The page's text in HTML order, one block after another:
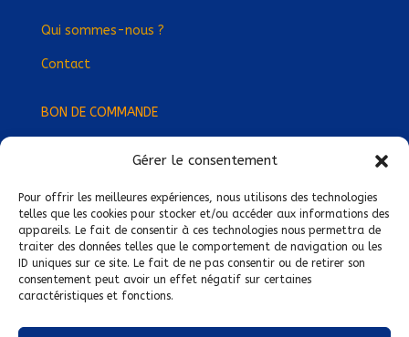
Gérer le consentement
Pour offrir les meilleures expériences, nous utilisons des technologies
telles que les cookies pour stocker et/ou accéder aux informations des
appareils. Le fait de consentir à ces technologies nous permettra de
traiter des données telles que le comportement de navigation ou les
ID uniques sur ce site. Le fait de ne pas consentir ou de retirer son
consentement peut avoir un effet négatif sur certaines
caractéristiques et fonctions.
Qui sommes-nous ?
Contact
BON DE COMMANDE
Devenez Délégué·e Régional·e !
Trouvez-nous près de chez vous !
Mentions légales
Conditions générales de vente
Politique de confidentialité